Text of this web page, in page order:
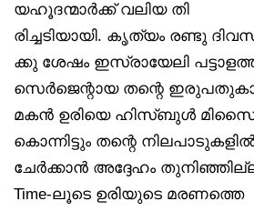
യഹൂദന്മാർക്ക് വലിയ തി
രിച്ചടിയായി. കൃത്യം രണ്ടു
ക്കു ശേഷം ഇസ്രായേലി
സെർജെന്റായ തന്റെ
മകൻ ഉരിയെ ഹിസ്ബുൾ
കൊന്നിട്ടും തന്റെ
ചേർക്കാൻ അദ്ദേഹം തുനിഞ്ഞില്ല.
Time-ലൂടെ ഉരിയുടെ മരണത്തെ